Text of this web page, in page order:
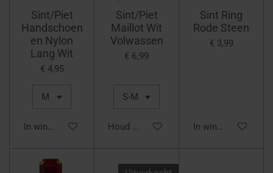
Sint/Piet
Handschoen
en Nylon
Lang Wit
€ 4,95
In winkelwagen
Sint/Piet
Maillot Wit
Volwassen
€ 6,99
Houd mij op de hoogte
Sint Ring
Rode Steen
€ 3,99
In winkelwagen